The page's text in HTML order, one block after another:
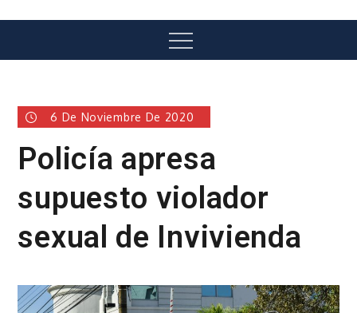
Menu
6 De Noviembre De 2020
Policía apresa
supuesto violador
sexual de Invivienda